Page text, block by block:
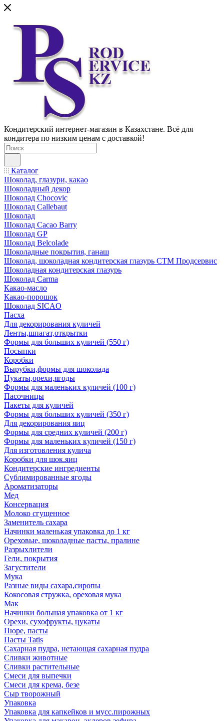
Кондитерский интернет-магазин в Казахстане. Всё для
кондитера по низким ценам с доставкой!
Каталог
Шоколад, глазури, какао
Шоколадный декор
Шоколад Chocovic
Шоколад Callebaut
Шоколад
Шоколад Cacao Barry
Шоколад GP
Шоколад Belcolade
Шоколадные покрытия, ганаш
Шоколад, шоколадная кондитерская глазурь СТМ Продсервис
Шоколадная кондитерская глазурь
Шоколад Carma
Какао-масло
Какао-порошок
Шоколад SICAO
Пасха
Для декорирования куличей
Ленты,шпагат,открытки
Формы для больших куличей (550 г)
Посыпки
Коробки
Вырубки,формы для шоколада
Цукаты,орехи,ягоды
Формы для маленьких куличей (100 г)
Пасочницы
Пакеты для куличей
Формы для больших куличей (350 г)
Для декорирования яиц
Формы для средних куличей (200 г)
Формы для маленьких куличей (150 г)
Для изготовления кулича
Коробки для шок.яиц
Кондитерские ингредиенты
Сублимированные ягоды
Ароматизаторы
Мед
Консервация
Молоко сгущенное
Заменитель сахара
Начинки маленькая упаковка до 1 кг
Ореховые, шоколадные пасты, пралине
Разрыхлители
Гели, покрытия
Загустители
Мука
Разные виды сахара,сиропы
Кокосовая стружка, ореховая мука
Мак
Начинки большая упаковка от 1 кг
Орехи, сухофрукты, цукаты
Пюре, пасты
Пасты Tatis
Сахарная пудра, нетающая сахарная пудра
Сливки животные
Сливки растительные
Смеси для выпечки
Смеси для крема, безе
Сыр творожный
Упаковка
Упаковка для капкейков и мусс.пирожных